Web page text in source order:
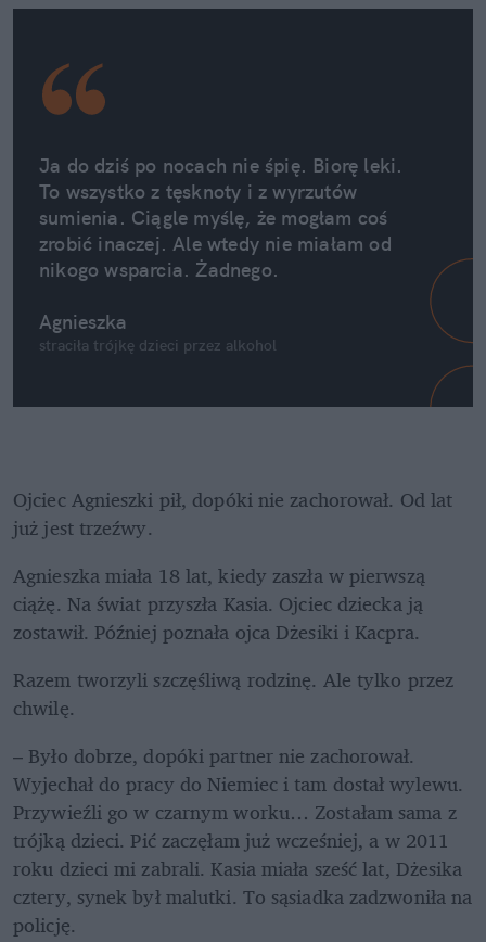
Ja do dziś po nocach nie śpię. Biorę leki.
To wszystko z tęsknoty i z wyrzutów
sumienia. Ciągle myślę, że mogłam coś
zrobić inaczej. Ale wtedy nie miałam od
nikogo wsparcia. Żadnego.
Agnieszka
straciła trójkę dzieci przez alkohol
Ojciec Agnieszki pił, dopóki nie zachorował. Od lat
już jest trzeźwy.
Agnieszka miała 18 lat, kiedy zaszła w pierwszą
ciążę. Na świat przyszła Kasia. Ojciec dziecka ją
zostawił. Później poznała ojca Dżesiki i Kacpra.
Razem tworzyli szczęśliwą rodzinę. Ale tylko przez
chwilę.
– Było dobrze, dopóki partner nie zachorował.
Wyjechał do pracy do Niemiec i tam dostał wylewu.
Przywieźli go w czarnym worku… Zostałam sama z
trójką dzieci. Pić zaczęłam już wcześniej, a w 2011
roku dzieci mi zabrali. Kasia miała sześć lat, Dżesika
cztery, synek był malutki. To sąsiadka zadzwoniła na
policję.